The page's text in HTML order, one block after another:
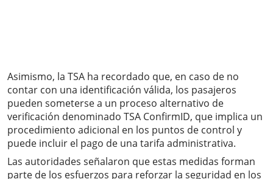
Asimismo, la TSA ha recordado que, en caso de no
contar con una identificación válida, los pasajeros
pueden someterse a un proceso alternativo de
verificación denominado TSA ConfirmID, que implica un
procedimiento adicional en los puntos de control y
puede incluir el pago de una tarifa administrativa.
Las autoridades señalaron que estas medidas forman
parte de los esfuerzos para reforzar la seguridad en los